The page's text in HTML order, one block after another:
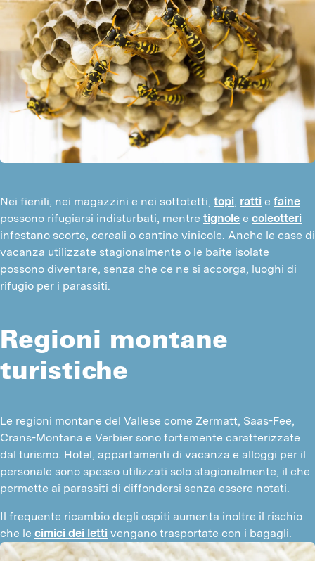
Nei fienili, nei magazzini e nei sottotetti, topi, ratti e faine
possono rifugiarsi indisturbati, mentre tignole e coleotteri
infestano scorte, cereali o cantine vinicole. Anche le case di
vacanza utilizzate stagionalmente o le baite isolate
possono diventare, senza che ce ne si accorga, luoghi di
rifugio per i parassiti.
Regioni montane
turistiche
Le regioni montane del Vallese come Zermatt, Saas-Fee,
Crans-Montana e Verbier sono fortemente caratterizzate
dal turismo. Hotel, appartamenti di vacanza e alloggi per il
personale sono spesso utilizzati solo stagionalmente, il che
permette ai parassiti di diffondersi senza essere notati.
Il frequente ricambio degli ospiti aumenta inoltre il rischio
che le cimici dei letti vengano trasportate con i bagagli.